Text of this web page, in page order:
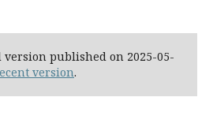
published on 2025-05-
version.